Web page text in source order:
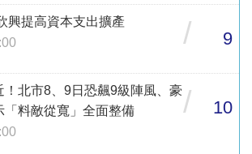
興提高資本支出擴產
/ 9
！北市8、9日恐飆9級陣風、豪
料敵從寬」全面整備
/ 10